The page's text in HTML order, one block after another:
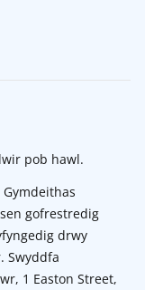
pob hawl.
gofrestredig
drwy
Swyddfa
1 Easton Street,